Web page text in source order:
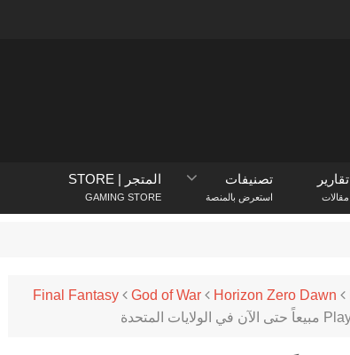
تقارير
مقالات
تصنيفات
استعرض بالمنصة
المتجر | STORE
GAMING STORE
Final Fantasy God of War Horizon Zero Dawn